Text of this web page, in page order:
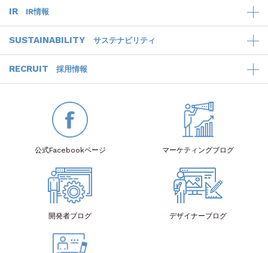
IR IR情報
SUSTAINABILITY サステナビリティ
RECRUIT 採用情報
公式Facebookページ マーケティングブログ
開発者ブログ デザイナーブログ